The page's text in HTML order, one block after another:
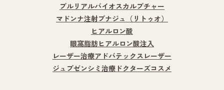
プルリアルバイオスカルプチャー
マドンナ注射ブナジュ（リトゥオ）
ヒアルロン酸
眼窩脂肪ヒアルロン酸注入
レーザー治療アドバテックスレーザー
ジュブゼンシミ治療 ドクターズコスメ